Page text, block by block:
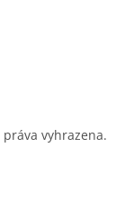
práva vyhrazena.